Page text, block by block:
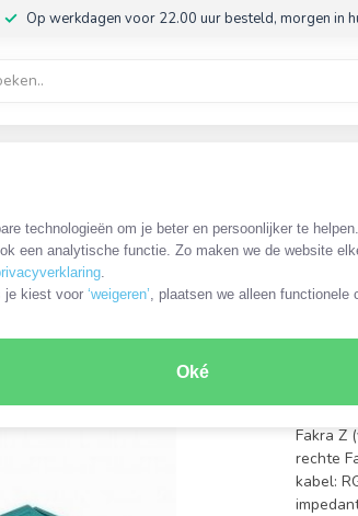
technologieën om je beter en persoonlijker te
een analytische functie. Zo maken we de website
.
je kiest voor ‘weigeren’, plaatsen we alleen functionele
Oké
Op werkdagen voor 22.00 uur besteld, morgen in
- 0,30 meter
OKS-
Fakra Z
rechte
kabel: